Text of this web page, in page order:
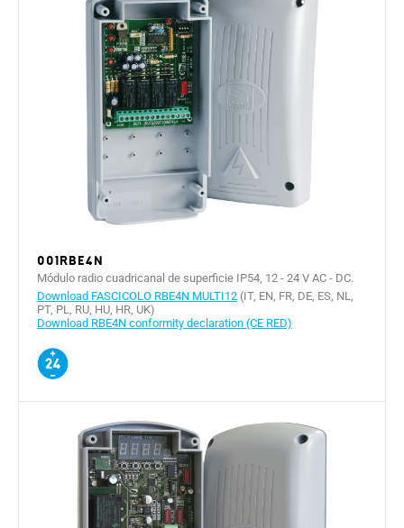
001RBE4N
Módulo radio cuadricanal de superficie IP54, 12 - 24 V AC - DC.
Download FASCICOLO RBE4N MULTI12 (IT, EN, FR, DE, ES, NL,
PT, PL, RU, HU, HR, UK)
Download RBE4N conformity declaration (CE RED)